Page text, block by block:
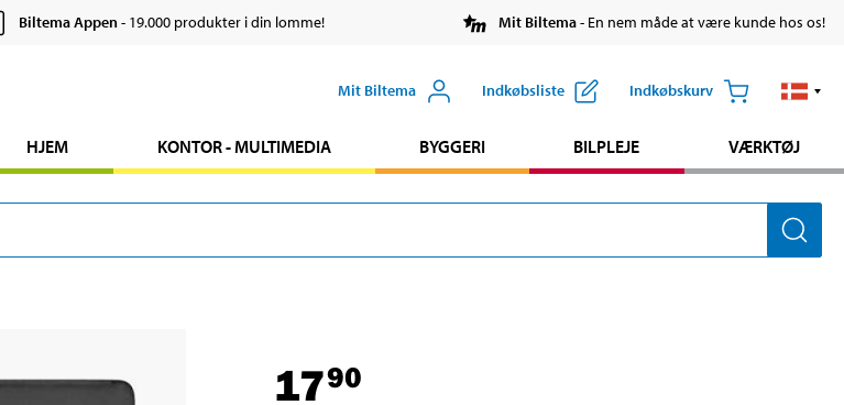
Biltema Appen- 19.000 produkter i din lomme! Mit Biltema- En nem måde at være kunde hos os!
Mit Biltema Indkøbsliste Indkøbskurv
HJEM KONTOR - MULTIMEDIA BYGGERI BILPLEJE VÆRKTØJ
1790